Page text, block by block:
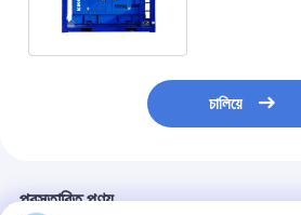
চালিয়ে
প্রস্তাবিত পণ্য